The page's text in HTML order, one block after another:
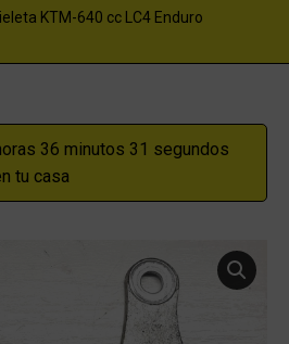
KTM-640 cc LC4 Enduro
36 minutos 30 segundos
tu casa